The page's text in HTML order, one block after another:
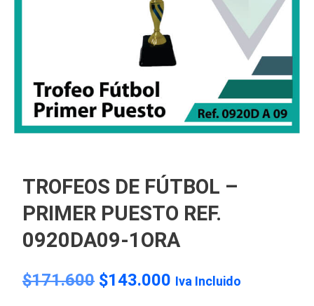
TROFEOS DE FÚTBOL –
PRIMER PUESTO REF.
0920DA09-1ORA
$171.600 $143.000 Iva Incluido